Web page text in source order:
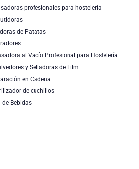
profesionales para hostelería
de Patatas
al Vacío Profesional para Hostelería
y Selladoras de Film
en Cadena
de cuchillos
de Bebidas